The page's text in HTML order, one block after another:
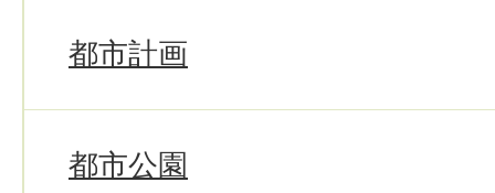
都市計画
都市公園